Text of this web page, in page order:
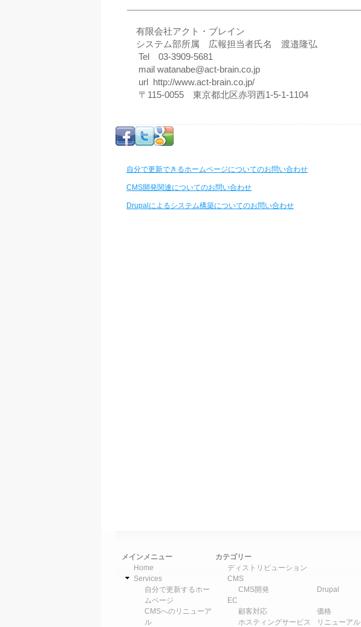
有限会社アクト・ブレイン
システム部所属 広報担当者氏名 渡邉隆弘
Tel 03-3909-5681
mail watanabe@act-brain.co.jp
url http://www.act-brain.co.jp/
〒115-0055 東京都北区赤羽西1-5-1-1104
自分で更新できるホームページについてのお問い合わせ
CMS開発関連についてのお問い合わせ
Drupalによるシステム構築についてのお問い合わせ
メインメニュー
Home
Services
自分で更新するホー
ムページ
CMSへのリニューア
ル
カテゴリー
ディストリビューション
CMS
CMS開発
Drupal
EC
顧客対応
価格
ホスティングサービス
リニューアル